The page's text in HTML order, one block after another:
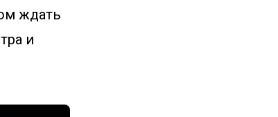
ждать
и